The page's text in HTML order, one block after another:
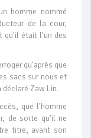
homme nommé
de la cour,
qu'il était l'un des
qu'après que
sacs sur nous et
déclaré Zaw Lin.
que l'homme
de sorte qu'il ne
titre, avant son